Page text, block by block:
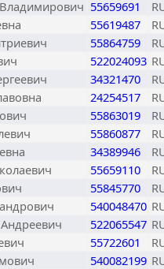
55659691
55619487
55864759
522024093
34321470
24254517
55863019
55860877
34389946
55659110
55845770
540048470
522065547
55722601
540082199